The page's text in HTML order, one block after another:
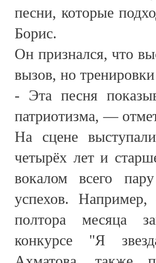
песни, которые
Борис.
Он признался, что
вызов, но
- Эта песня
патриотизма, —
На сцене
четырёх лет и
вокалом всего
успехов.
полтора месяца
конкурсе "Я